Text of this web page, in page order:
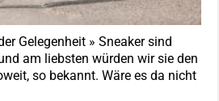
Gelegenheit » Sneaker sind
am liebsten würden wir sie den
so bekannt. Wäre es da nicht